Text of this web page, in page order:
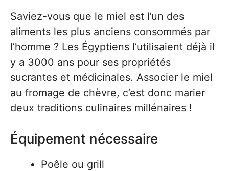
Saviez-vous que le miel est l’un des
aliments les plus anciens consommés par
l’homme ? Les Égyptiens l’utilisaient déjà il
y a 3000 ans pour ses propriétés
sucrantes et médicinales. Associer le miel
au fromage de chèvre, c’est donc marier
deux traditions culinaires millénaires !
Équipement nécessaire
Poêle ou grill